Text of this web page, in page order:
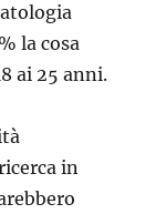
la cosa
ai 25 anni.
in